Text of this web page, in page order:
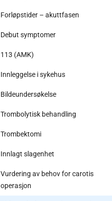
Forløpstider – akuttfasen
Debut symptomer
113 (AMK)
Innleggelse i sykehus
Bildeundersøkelse
Trombolytisk behandling
Trombektomi
Innlagt slagenhet
Vurdering av behov for carotis
operasjon